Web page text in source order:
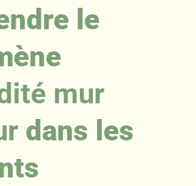
le
mur
dans les